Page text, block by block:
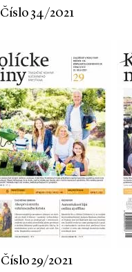
Číslo 34/2021
Číslo 29/2021